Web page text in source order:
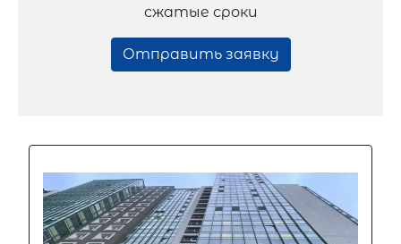
сжатые сроки
Отправить заявку